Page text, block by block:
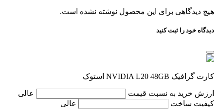
هیچ دیدگاهی برای این محصول نوشته نشده است.
دیدگاه خود را ثبت کنید
کارت گرافیک NVIDIA L20 48GB استوک
ارزش خرید به نسبت قیمت
عالی
کیفیت ساخت
عالی